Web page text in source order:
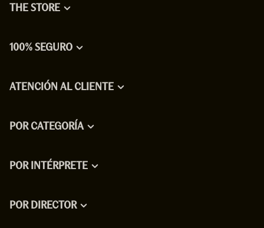
THE STORE
100% SEGURO
ATENCIÓN AL CLIENTE
POR CATEGORÍA
POR INTÉRPRETE
POR DIRECTOR